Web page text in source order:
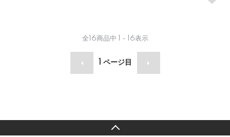
全 16商品中 1 - 16表示
ページ目